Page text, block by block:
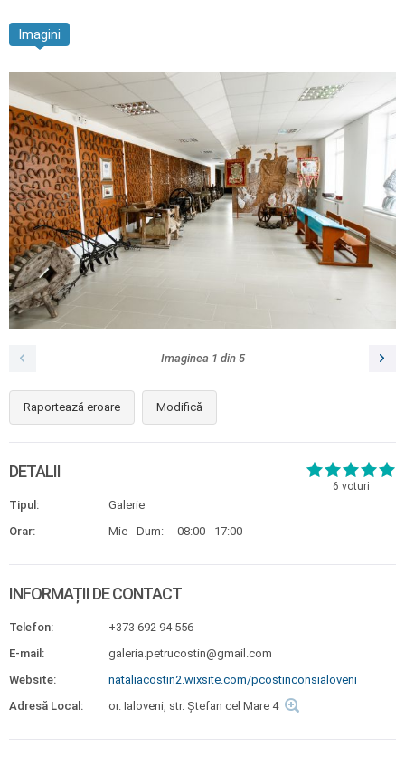
Imagini
Imaginea 1 din 5
Raportează eroare Modifică
6 voturi
DETALII
Tipul:
Galerie
Orar:
Mie - Dum: 08:00 - 17:00
INFORMAȚII DE CONTACT
Telefon:
+373 692 94 556
E-mail:
galeria.petrucostin@gmail.com
Website:
nataliacostin2.wixsite.com/pcostinconsialoveni
Adresă Local:
or. Ialoveni, str. Ștefan cel Mare 4